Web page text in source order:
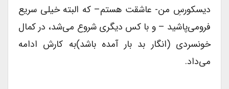
دیسکورسِ من- عاشقت هستم– که البته خیلی سریع‌
فرومی‌پاشید – و با کس دیگری شروع می‌شد، در کمال
خونسردی (انگار بد بار آمده باشد)به کارش ادامه
می‌داد.